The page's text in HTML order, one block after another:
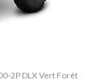
2P DLX Vert Forêt